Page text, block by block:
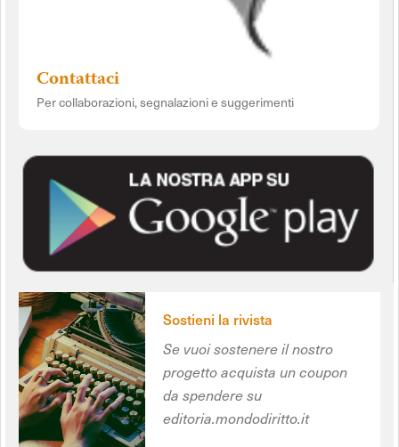
Contattaci
Per collaborazioni, segnalazioni e suggerimenti
Sostieni la rivista
Se vuoi sostenere il nostro
progetto acquista un coupon
da spendere su
editoria.mondodiritto.it